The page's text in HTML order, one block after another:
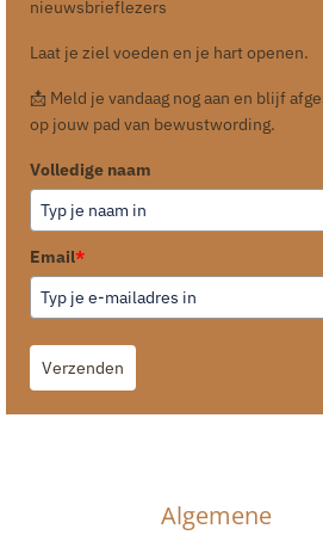
nieuwsbrieflezers
Laat je ziel voeden en je hart openen.
📩 Meld je vandaag nog aan en blijf
op jouw pad van bewustwording.
Volledige naam
Email*
Verzenden
Algemene